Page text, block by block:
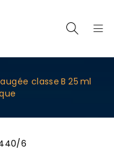
classe B 25 ml
6